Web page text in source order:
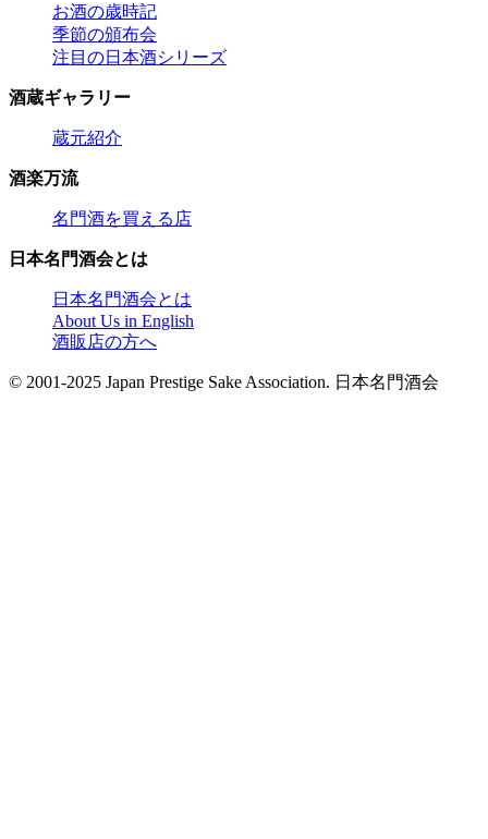
お酒の歳時記
季節の頒布会
注目の日本酒シリーズ
酒蔵ギャラリー
蔵元紹介
酒楽万流
名門酒を買える店
日本名門酒会とは
日本名門酒会とは
About Us in English
酒販店の方へ
© 2001-2025 Japan Prestige Sake Association. 日本名門酒会